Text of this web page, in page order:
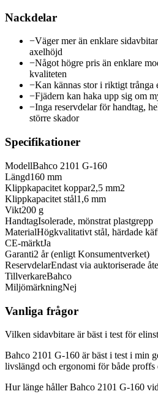
Nackdelar
−Väger mer än enklare
axelhöjd
−Något högre pris än enklare
kvaliteten
−Kan kännas stor i riktigt trånga
−Fjädern kan haka upp sig om
−Inga reservdelar för handtag,
större skador
Specifikationer
ModellBahco 2101 G-160
Längd160 mm
Klippkapacitet koppar2,5 mm2
Klippkapacitet stål1,6 mm
Vikt200 g
HandtagIsolerade, mönstrat plastgrepp
MaterialHögkvalitativt stål, härdade
CE-märktJa
Garanti2 år (enligt Konsumentverket)
ReservdelarEndast via auktoriserade
TillverkareBahco
MiljömärkningNej
Vanliga frågor
Vilken sidavbitare är bäst i test för
Bahco 2101 G-160 är bäst i test i min
livslängd och ergonomi för både proffs
Hur länge håller Bahco 2101 G-160